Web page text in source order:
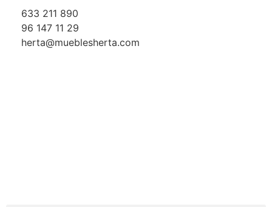
633 211 890
96 147 11 29
herta@mueblesherta.com